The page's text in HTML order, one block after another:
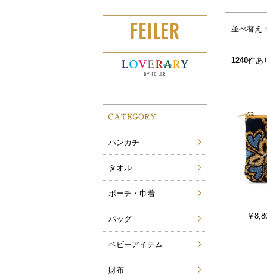
サムネイル(5列) 並べ替え
1240件あ
￥
ハンカチ
タオル
ポーチ・巾着
バッグ
ベビーアイテム
財布